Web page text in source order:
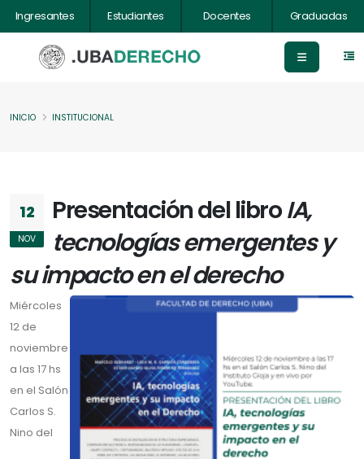
Ingresantes Estudiantes Docentes Graduadas
INICIO INSTITUCIONAL
12
NOV
Presentación del libroIA,
tecnologías emergentes y
su impacto en el derecho
Miércoles
12 de
noviembre
a las 17 hs
en el Salón
Carlos S.
Nino del